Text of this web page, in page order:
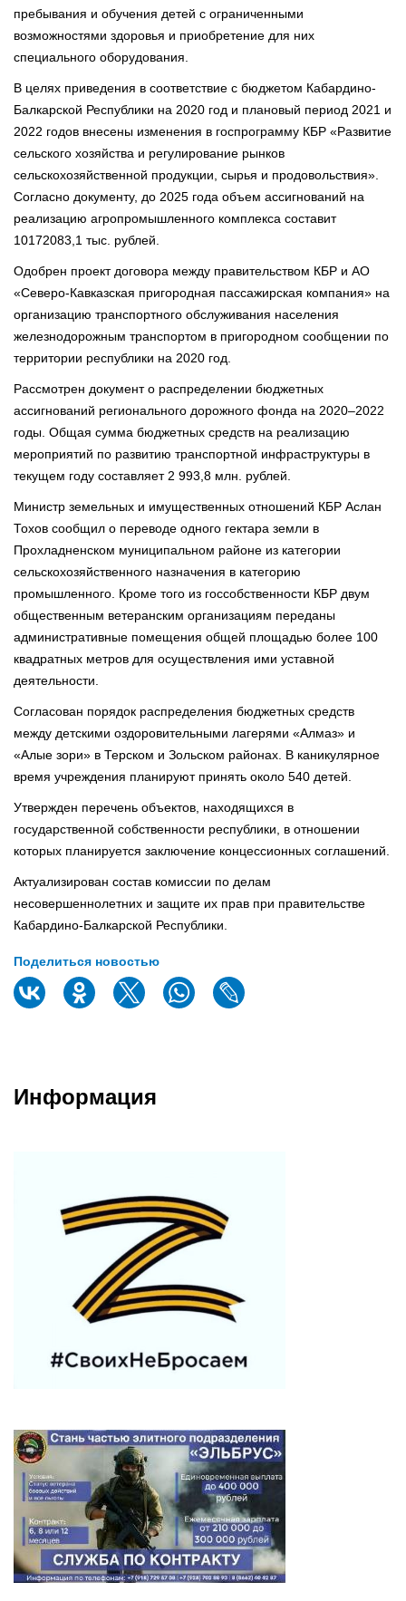
пребывания и обучения детей с ограниченными
возможностями здоровья и приобретение для них
специального оборудования.
В целях приведения в соответствие с бюджетом Кабардино-
Балкарской Республики на 2020 год и плановый период 2021 и
2022 годов внесены изменения в госпрограмму КБР «Развитие
сельского хозяйства и регулирование рынков
сельскохозяйственной продукции, сырья и продовольствия».
Согласно документу, до 2025 года объем ассигнований на
реализацию агропромышленного комплекса составит
10172083,1 тыс. рублей.
Одобрен проект договора между правительством КБР и АО
«Северо-Кавказская пригородная пассажирская компания» на
организацию транспортного обслуживания населения
железнодорожным транспортом в пригородном сообщении по
территории республики на 2020 год.
Рассмотрен документ о распределении бюджетных
ассигнований регионального дорожного фонда на 2020–2022
годы. Общая сумма бюджетных средств на реализацию
мероприятий по развитию транспортной инфраструктуры в
текущем году составляет 2 993,8 млн. рублей.
Министр земельных и имущественных отношений КБР Аслан
Тохов сообщил о переводе одного гектара земли в
Прохладненском муниципальном районе из категории
сельскохозяйственного назначения в категорию
промышленного. Кроме того из госсобственности КБР двум
общественным ветеранским организациям переданы
административные помещения общей площадью более 100
квадратных метров для осуществления ими уставной
деятельности.
Согласован порядок распределения бюджетных средств
между детскими оздоровительными лагерями «Алмаз» и
«Алые зори» в Терском и Зольском районах. В каникулярное
время учреждения планируют принять около 540 детей.
Утвержден перечень объектов, находящихся в
государственной собственности республики, в отношении
которых планируется заключение концессионных соглашений.
Актуализирован состав комиссии по делам
несовершеннолетних и защите их прав при правительстве
Кабардино-Балкарской Республики.
Поделиться новостью
Информация